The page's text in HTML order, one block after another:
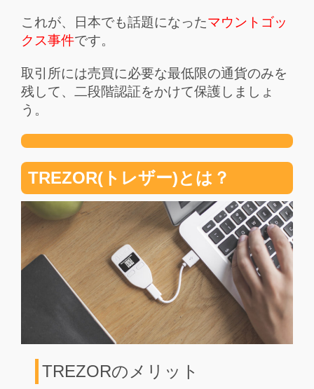
これが、日本でも話題になったマウントゴッ
クス事件です。
取引所には売買に必要な最低限の通貨のみを
残して、二段階認証をかけて保護しましょ
う。
TREZOR(トレザー)とは？
TREZORのメリット